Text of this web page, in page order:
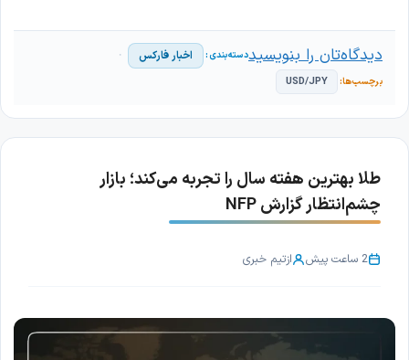
اخبار فارکس
USD/JPY
دیدگاه‌تان را بنویسید
طلا بهترین هفته سال را تجربه می‌کند؛ بازار
چشم‌انتظار گزارش NFP
2 ساعت پیش ازتیم خبری